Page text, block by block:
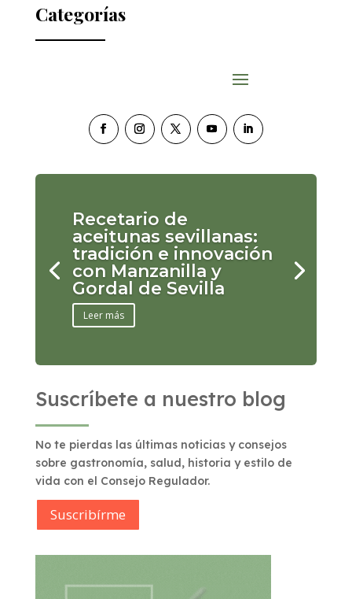
Categorías
Recetario de
aceitunas sevillanas:
tradición e innovación
con Manzanilla y
Gordal de Sevilla
Leer más
Suscríbete a nuestro blog
No te pierdas las últimas noticias y consejos
sobre gastronomía, salud, historia y estilo de
vida con el Consejo Regulador.
Suscribírme